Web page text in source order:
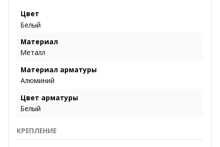
Цвет
Белый
Материал
Металл
Материал арматуры
Алюминий
Цвет арматуры
Белый
КРЕПЛЕНИЕ